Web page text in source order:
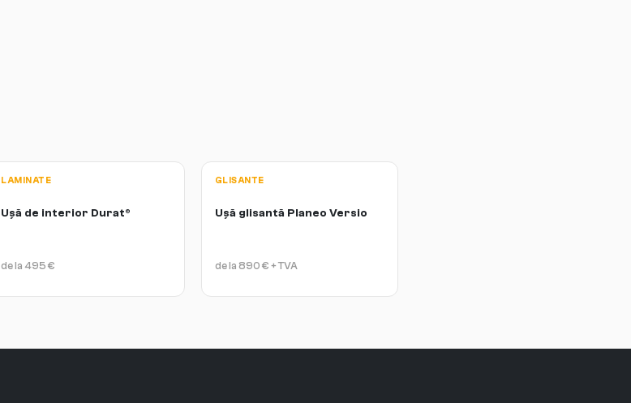
LAMINATE
Ușă de interior Durat®
de la 495 €
GLISANTE
Ușă glisantă Planeo Versio
de la 890 € + TVA